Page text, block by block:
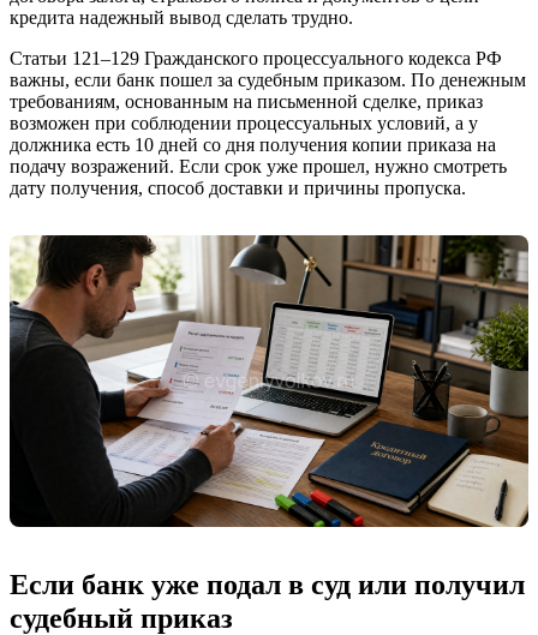
кредита надежный вывод сделать трудно.
Статьи 121–129 Гражданского процессуального кодекса РФ
важны, если банк пошел за судебным приказом. По денежным
требованиям, основанным на письменной сделке, приказ
возможен при соблюдении процессуальных условий, а у
должника есть 10 дней со дня получения копии приказа на
подачу возражений. Если срок уже прошел, нужно смотреть
дату получения, способ доставки и причины пропуска.
Если банк уже подал в суд или получил
судебный приказ